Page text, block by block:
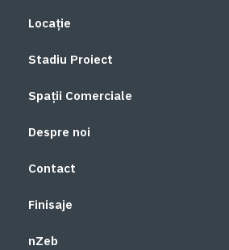
Locație
Stadiu Proiect
Spații Comerciale
Despre noi
Contact
Finisaje
nZeb